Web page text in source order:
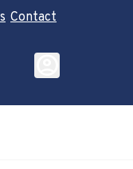
Contact
account_circle